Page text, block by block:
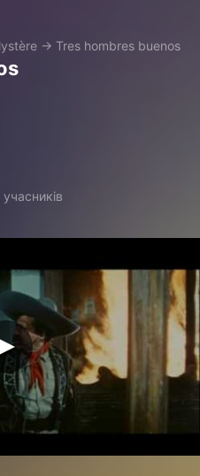
→ Tres hombres buenos
учасників